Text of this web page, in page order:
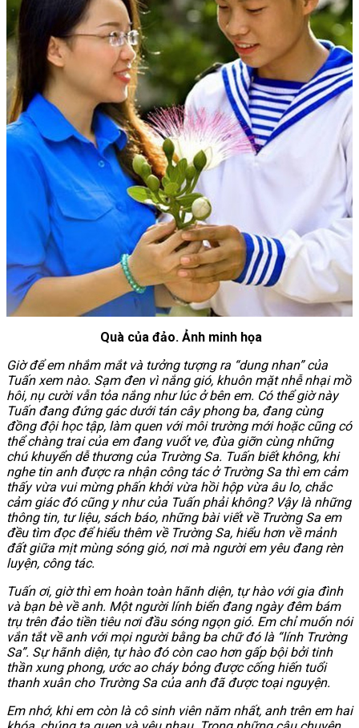
Quà của đảo. Ảnh minh họa
Giờ để em nhắm mắt và tưởng tượng ra “dung nhan” của
Tuấn xem nào. Sạm đen vì nắng gió, khuôn mặt nhễ nhại mồ
hôi, nụ cười vẫn tỏa nắng như lúc ở bên em. Có thể giờ này
Tuấn đang đứng gác dưới tán cây phong ba, đang cùng
đồng đội học tập, làm quen với môi trường mới hoặc cũng có
thể chàng trai của em đang vuốt ve, đùa giỡn cùng những
chú khuyển dễ thương của Trường Sa. Tuấn biết không, khi
nghe tin anh được ra nhận công tác ở Trường Sa thì em cảm
thấy vừa vui mừng phấn khởi vừa hồi hộp vừa âu lo, chắc
cảm giác đó cũng y như của Tuấn phải không? Vậy là những
thông tin, tư liệu, sách báo, những bài viết về Trường Sa em
đều tìm đọc để hiểu thêm về Trường Sa, hiểu hơn về mảnh
đất giữa mịt mùng sóng gió, nơi mà người em yêu đang rèn
luyện, công tác.
Tuấn ơi, giờ thì em hoàn toàn hãnh diện, tự hào với gia đình
và bạn bè về anh. Một người lính biển đang ngày đêm bám
trụ trên đảo tiền tiêu nơi đầu sóng ngọn gió. Em chỉ muốn nói
vắn tắt về anh với mọi người bằng ba chữ đó là “lính Trường
Sa”. Sự hãnh diện, tự hào đó còn cao hơn gấp bội bởi tinh
thần xung phong, ước ao cháy bỏng được cống hiến tuổi
thanh xuân cho Trường Sa của anh đã được toại nguyện.
Em nhớ, khi em còn là cô sinh viên năm nhất, anh trên em hai